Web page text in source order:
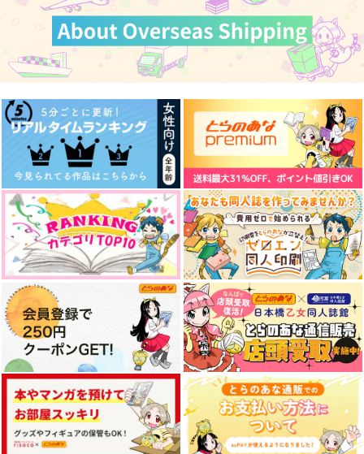
Prismew4
piyomew
880円（税込）
サンプル
作品詳細
Youthful beauty
もこぴよ
1,257円 （税込）
アルハイゼン×カーヴェ
サンプル
作品詳細
Buen viaje! YOI旅
を！
オレンジのうた
1,415円（税込）
ヴィクトル×勝生勇利
サンプル
作品詳細